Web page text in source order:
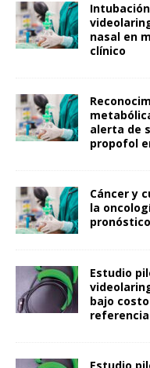
nasal en
clínico
alerta de
propofol
Cáncer y
la
Estudio
bajo